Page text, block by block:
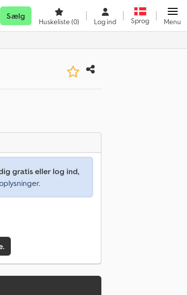
Sælg
Huskeliste(0) Log ind Sprog Menu
gratis eller log ind,